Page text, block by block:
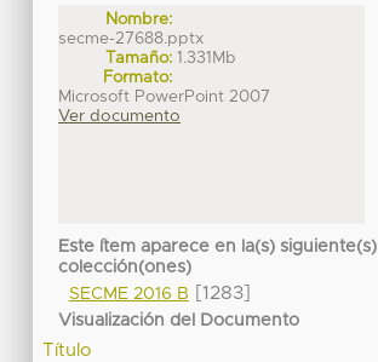
Nombre:
secme-27688.pptx
Tamaño: 1.331Mb
Formato:
Microsoft PowerPoint 2007
Ver documento
Este ítem aparece en la(s) siguiente(s)
colección(ones)
SECME 2016 B
[1283]
Visualización del Documento
Título